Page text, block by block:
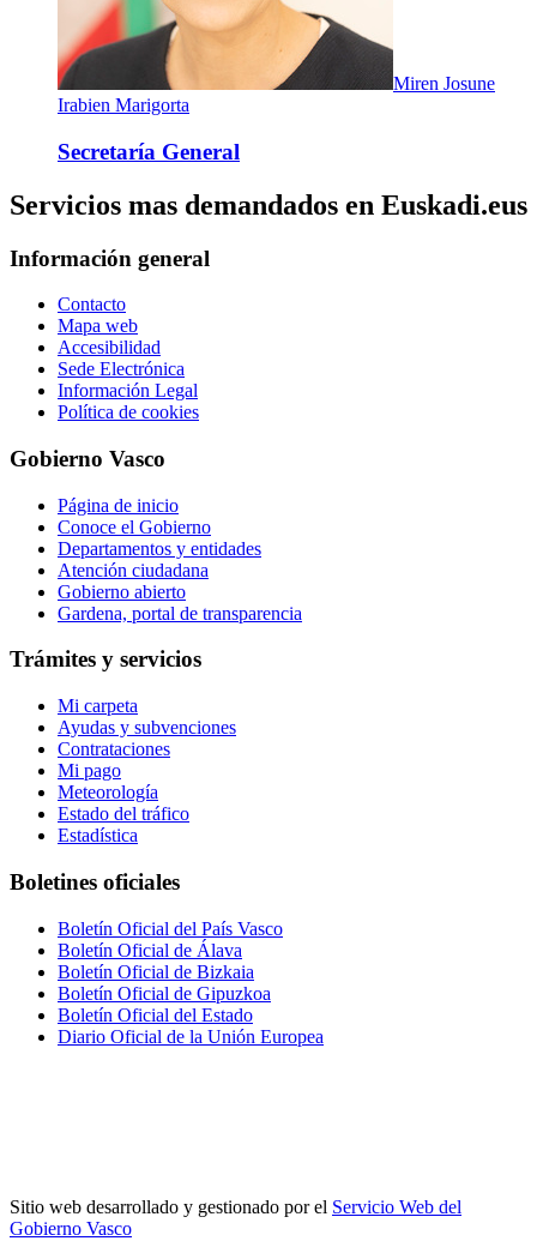
Miren Josune
Irabien Marigorta
Secretaría General
Servicios mas demandados en Euskadi.eus
Información general
Contacto
Mapa web
Accesibilidad
Sede Electrónica
Información Legal
Política de cookies
Gobierno Vasco
Página de inicio
Conoce el Gobierno
Departamentos y entidades
Atención ciudadana
Gobierno abierto
Gardena, portal de transparencia
Trámites y servicios
Mi carpeta
Ayudas y subvenciones
Contrataciones
Mi pago
Meteorología
Estado del tráfico
Estadística
Boletines oficiales
Boletín Oficial del País Vasco
Boletín Oficial de Álava
Boletín Oficial de Bizkaia
Boletín Oficial de Gipuzkoa
Boletín Oficial del Estado
Diario Oficial de la Unión Europea
Sitio web desarrollado y gestionado por el Servicio Web del
Gobierno Vasco